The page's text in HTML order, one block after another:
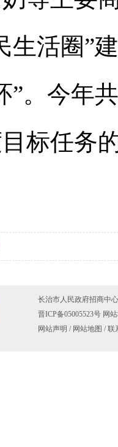
生活圈”
”。今年
标任务
长治市人民政府招商中
晋ICP备05005523号 网
网站声明 / 网站地图 / 联